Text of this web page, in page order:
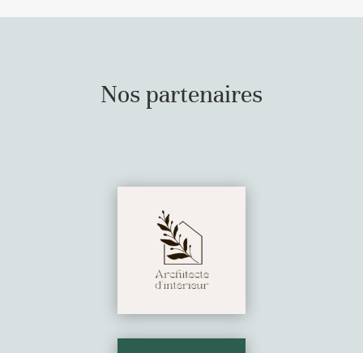
Nos partenaires